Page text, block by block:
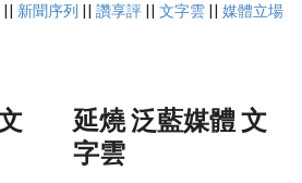
|| 新聞序列 || 讚享評 || 文字雲 || 媒體立場
延燒 泛藍媒體 文
字雲